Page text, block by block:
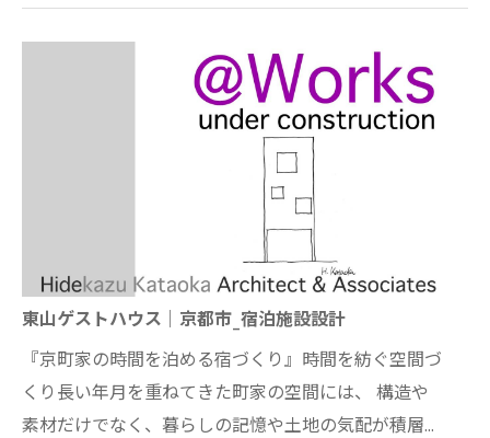
東山ゲストハウス｜京都市_宿泊施設設計
『京町家の時間を泊める宿づくり』時間を紡ぐ空間づ
くり長い年月を重ねてきた町家の空間には、 構造や
素材だけでなく、暮らしの記憶や土地の気配が積層し